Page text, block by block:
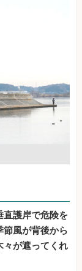
直護岸で危険を
節風が背後から
々が遮ってくれ